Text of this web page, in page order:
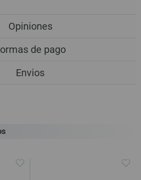
Opiniones
de pago
Envios